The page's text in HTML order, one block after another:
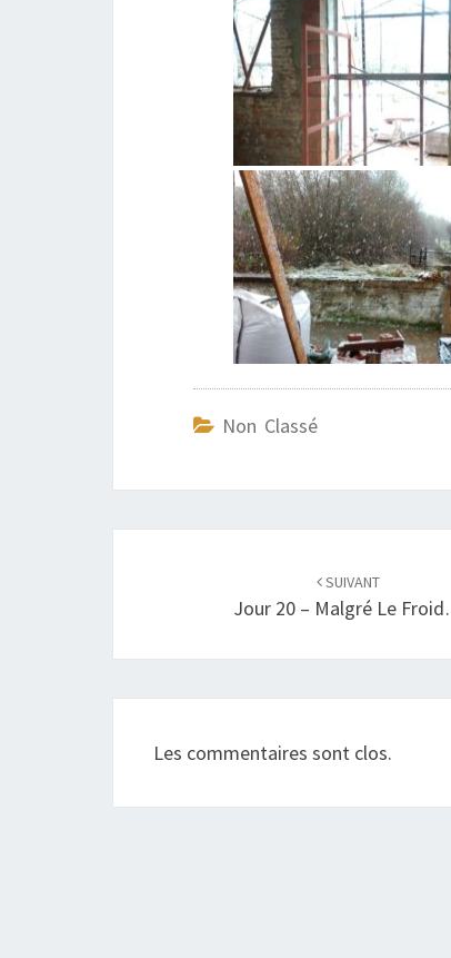
Non Classé
SUIVANT
Jour 20 – Malgré Le
Les commentaires sont clos.